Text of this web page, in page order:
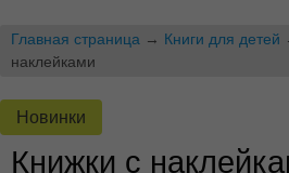
Главная страница → Книги для детей
наклейками
Новинки
Книжки с